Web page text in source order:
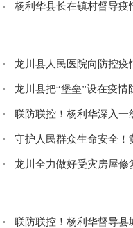
杨利华县长在镇村督导
龙川县人民医院向防控疫
龙川县把“堡垒”设在疫
联防联控！杨利华深入一
守护人民群众生命安全
龙川全力做好受灾房屋修
联防联控！杨利华督导